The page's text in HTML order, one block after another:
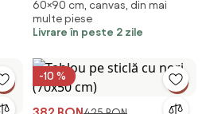
60×90 cm, canvas, din mai
multe piese
Livrare în peste 2 zile
-10 %